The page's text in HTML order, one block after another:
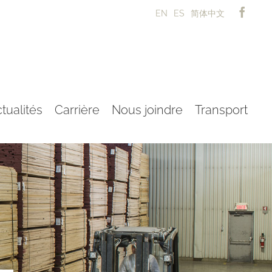
EN ES 简体中文
Carrière Nous joindre Transport